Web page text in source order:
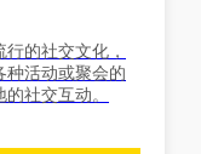
的社交文化，
种活动或聚会的
社交互动。